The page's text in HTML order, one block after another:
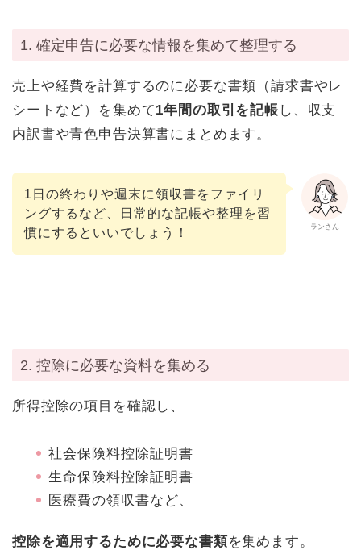
1. 確定申告に必要な情報を集めて整理する
売上や経費を計算するのに必要な書類（請求書やレ
シートなど）を集めて1年間の取引を記帳 し、収支
内訳書や青色申告決算書にまとめます。
ランさん
1日の終わりや週末に領収書をファイリ
ングするなど、日常的な記帳や整理を習
慣にするといいでしょう！
2. 控除に必要な資料を集める
所得控除の項目を確認し、
社会保険料控除証明書
生命保険料控除証明書
医療費の領収書など、
控除を適用するために必要な書類を集めます。